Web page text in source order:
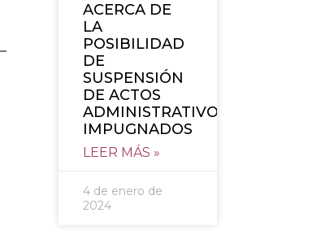
ACERCA DE
LA
POSIBILIDAD
DE
SUSPENSIÓN
DE ACTOS
ADMINISTRATIVOS
IMPUGNADOS
LEER MÁS »
4 de enero de
2024